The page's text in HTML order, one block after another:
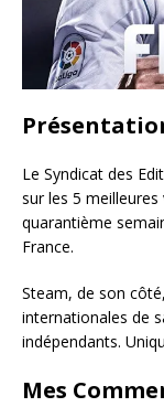
Le Syndicat des
sur les 5
quarantième
France.
Steam, de son
internationales de
indépendants.
Mes